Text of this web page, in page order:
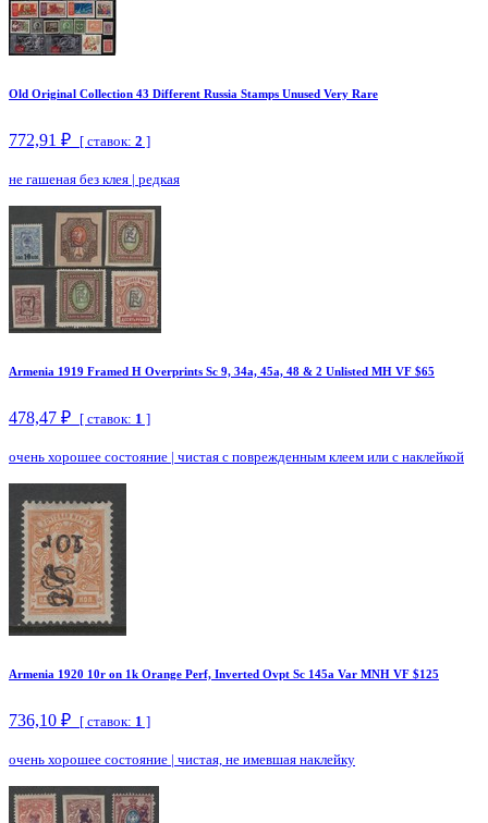
Old Original Collection 43 Different Russia Stamps Unused Very Rare
772,91 ₽ [ ставок: 2 ]
не гашеная без клея | редкая
Armenia 1919 Framed H Overprints Sc 9, 34a, 45a, 48 & 2 Unlisted MH VF $65
478,47 ₽ [ ставок: 1 ]
очень хорошее состояние | чистая с поврежденным клеем или с наклейкой
Armenia 1920 10r on 1k Orange Perf, Inverted Ovpt Sc 145a Var MNH VF $125
736,10 ₽ [ ставок: 1 ]
очень хорошее состояние | чистая, не имевшая наклейку